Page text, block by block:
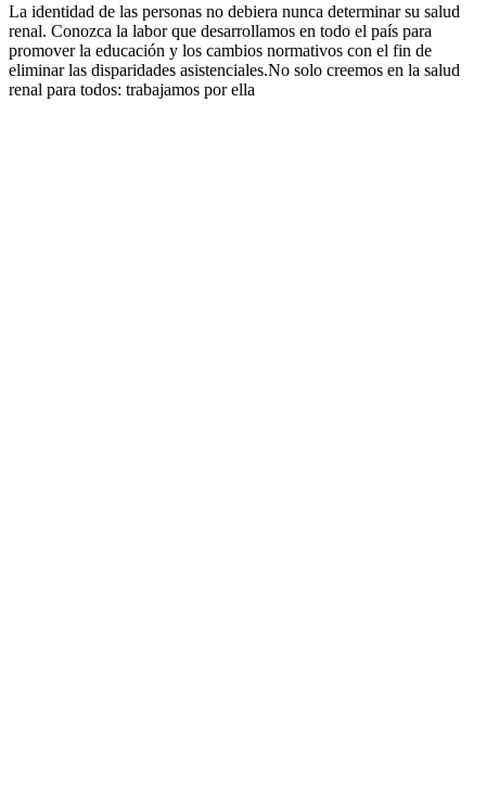
La identidad de las personas no debiera nunca determinar su salud
renal. Conozca la labor que desarrollamos en todo el país para
promover la educación y los cambios normativos con el fin de
eliminar las disparidades asistenciales.No solo creemos en la salud
renal para todos: trabajamos por ella